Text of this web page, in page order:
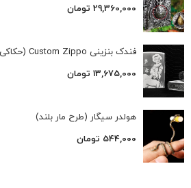
29,360,000 تومان
فندک بنزینی Custom Zippo (حکاکی مرلین مونرو)
13,675,000 تومان
هولدر سیگار (طرح مار بلند)
544,000 تومان